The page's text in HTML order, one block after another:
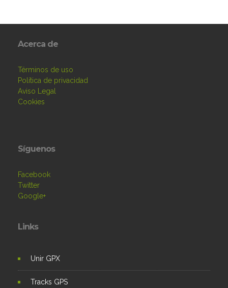
Acerca de
Términos de uso
Política de privacidad
Aviso Legal
Cookies
Síguenos
Facebook
Twitter
Google+
Links
Unir GPX
Tracks GPS